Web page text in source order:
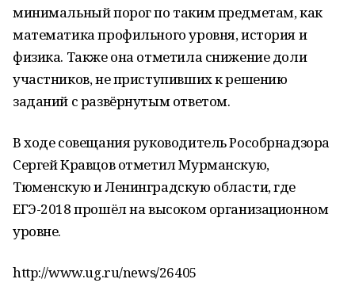
минимальный порог по таким предметам, как
математика профильного уровня, история и
физика. Также она отметила снижение доли
участников, не приступивших к решению
заданий с развёрнутым ответом.
В ходе совещания руководитель Рособрнадзора
Сергей Кравцов отметил Мурманскую,
Тюменскую и Ленинградскую области, где
ЕГЭ-2018 прошёл на высоком организационном
уровне.
http://www.ug.ru/news/26405